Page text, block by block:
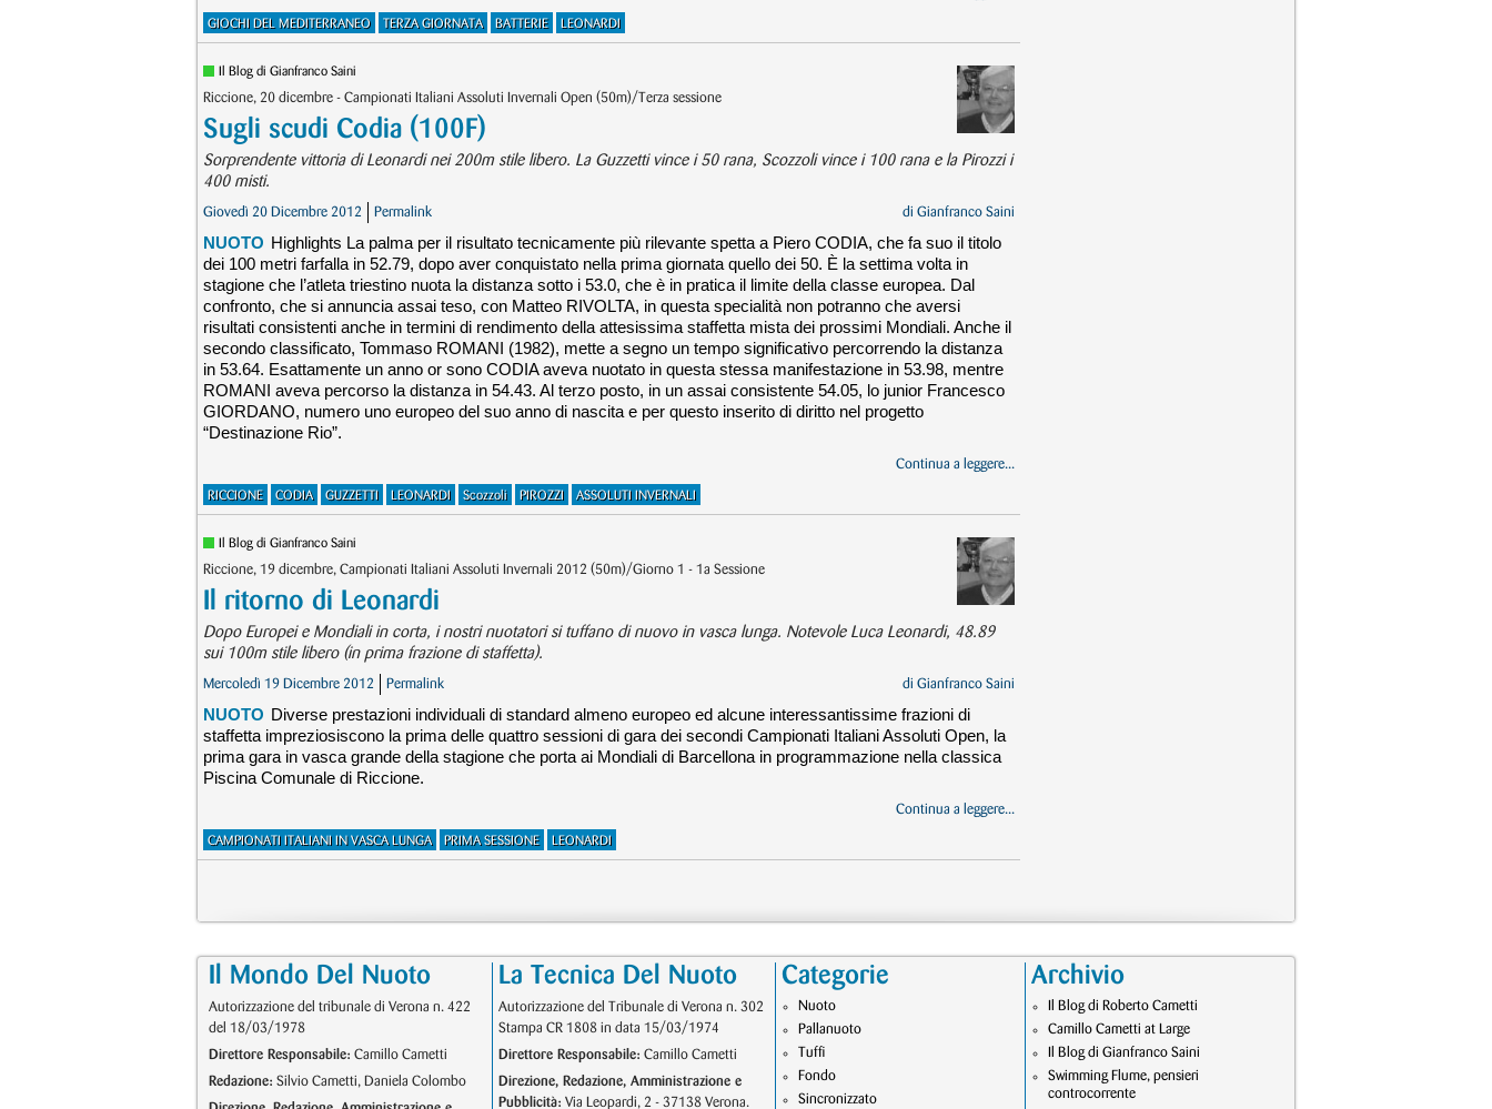
GIOCHI DEL MEDITERRANEO TERZA GIORNATA BATTERIE LEONARDI
Il Blog di Gianfranco Saini
Riccione, 20 dicembre - Campionati Italiani Assoluti Invernali Open (50m)/Terza sessione
Sugli scudi Codia (100F)
Sorprendente vittoria di Leonardi nei 200m stile libero. La Guzzetti vince i 50 rana, Scozzoli vince i 100 rana e la Pirozzi i
400 misti.
Giovedì 20 Dicembre 2012 Permalink di Gianfranco Saini
NUOTO Highlights La palma per il risultato tecnicamente più rilevante spetta a Piero CODIA, che fa suo il titolo
dei 100 metri farfalla in 52.79, dopo aver conquistato nella prima giornata quello dei 50. È la settima volta in
stagione che l’atleta triestino nuota la distanza sotto i 53.0, che è in pratica il limite della classe europea. Dal
confronto, che si annuncia assai teso, con Matteo RIVOLTA, in questa specialità non potranno che aversi
risultati consistenti anche in termini di rendimento della attesissima staffetta mista dei prossimi Mondiali. Anche il
secondo classificato, Tommaso ROMANI (1982), mette a segno un tempo significativo percorrendo la distanza
in 53.64. Esattamente un anno or sono CODIA aveva nuotato in questa stessa manifestazione in 53.98, mentre
ROMANI aveva percorso la distanza in 54.43. Al terzo posto, in un assai consistente 54.05, lo junior Francesco
GIORDANO, numero uno europeo del suo anno di nascita e per questo inserito di diritto nel progetto
“Destinazione Rio”.
Continua a leggere...
RICCIONE CODIA GUZZETTI LEONARDI Scozzoli PIROZZI ASSOLUTI INVERNALI
Il Blog di Gianfranco Saini
Riccione, 19 dicembre, Campionati Italiani Assoluti Invernali 2012 (50m)/Giorno 1 - 1a Sessione
Il ritorno di Leonardi
Dopo Europei e Mondiali in corta, i nostri nuotatori si tuffano di nuovo in vasca lunga. Notevole Luca Leonardi, 48.89
sui 100m stile libero (in prima frazione di staffetta).
Mercoledì 19 Dicembre 2012 Permalink di Gianfranco Saini
NUOTO Diverse prestazioni individuali di standard almeno europeo ed alcune interessantissime frazioni di
staffetta impreziosiscono la prima delle quattro sessioni di gara dei secondi Campionati Italiani Assoluti Open, la
prima gara in vasca grande della stagione che porta ai Mondiali di Barcellona in programmazione nella classica
Piscina Comunale di Riccione.
Continua a leggere...
CAMPIONATI ITALIANI IN VASCA LUNGA PRIMA SESSIONE LEONARDI
Il Mondo Del Nuoto
Autorizzazione del tribunale di Verona n. 422
del 18/03/1978
Direttore Responsabile: Camillo Cametti
Redazione: Silvio Cametti, Daniela Colombo
La Tecnica Del Nuoto
Autorizzazione del Tribunale di Verona n. 302
Stampa CR 1808 in data 15/03/1974
Direttore Responsabile: Camillo Cametti
Direzione, Redazione, Amministrazione e
Pubblicità: Via Leopardi, 2 - 37138 Verona.
Categorie
Nuoto
Pallanuoto
Tuffi
Fondo
Sincronizzato
Archivio
Il Blog di Roberto Cametti
Camillo Cametti at Large
Il Blog di Gianfranco Saini
Swimming Flume, pensieri
controcorrente